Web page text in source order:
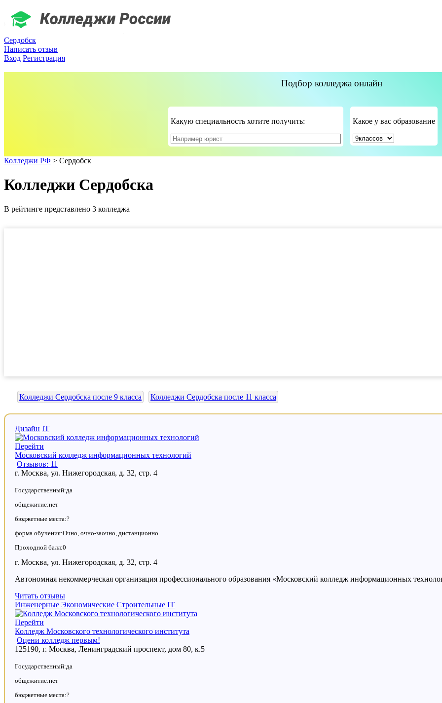
Сердобск
Написать отзыв
Вход Регистрация
Подбор колледжа онлайн
Какую специальность хотите получить: Какое у вас образование
Колледжи РФ > Сердобск
Колледжи Сердобска
В рейтинге представлено 3 колледжа
Колледжи Сердобска после 9 класса Колледжи Сердобска после 11 класса
Дизайн IT
Перейти
Московский колледж информационных технологий
Отзывов: 11
г. Москва, ул. Нижегородская, д. 32, стр. 4
Государственный:да
общежитие:нет
бюджетные места:?
форма обучения:Очно, очно-заочно, дистанционно
Проходной балл:0
г. Москва, ул. Нижегородская, д. 32, стр. 4
Автономная некоммерческая организация профессионального образования «Московский колледж информационных
Читать отзывы
Инженерные Экономические Строительные IT
Перейти
Колледж Московского технологического института
Оцени колледж первым!
125190, г. Москва, Ленинградский проспект, дом 80, к.5
Государственный:да
общежитие:нет
бюджетные места:?